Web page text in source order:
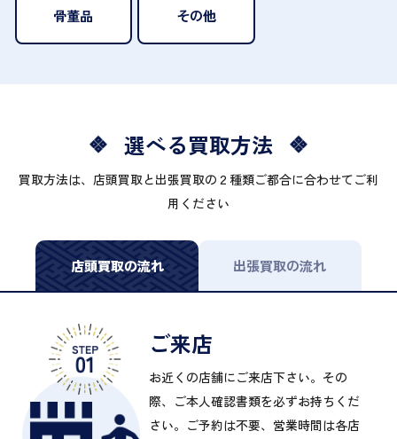
骨董品 その他
選べる買取方法
買取方法は、店頭買取と出張買取の２種類ご都合に合わせてご利
用ください
店頭買取の流れ 出張買取の流れ
ご来店
お近くの店舗にご来店下さい。その
際、ご本人確認書類を必ずお持ちくだ
さい。ご予約は不要、営業時間は各店